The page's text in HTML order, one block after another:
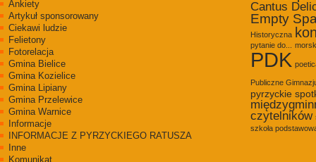
Ankiety
Artykuł sponsorowany
Ciekawi ludzie
Felietony
Fotorelacja
Gmina Bielice
Gmina Kozielice
Gmina Lipiany
Gmina Przelewice
Gmina Warnice
Informacje
INFORMACJE Z PYRZYCKIEGO RATUSZA
Inne
Komunikat
Cantus
Empty
Historyczna
pytanie do...
PDK
Publiczne
pyrzyckie
czytelników
szkoła